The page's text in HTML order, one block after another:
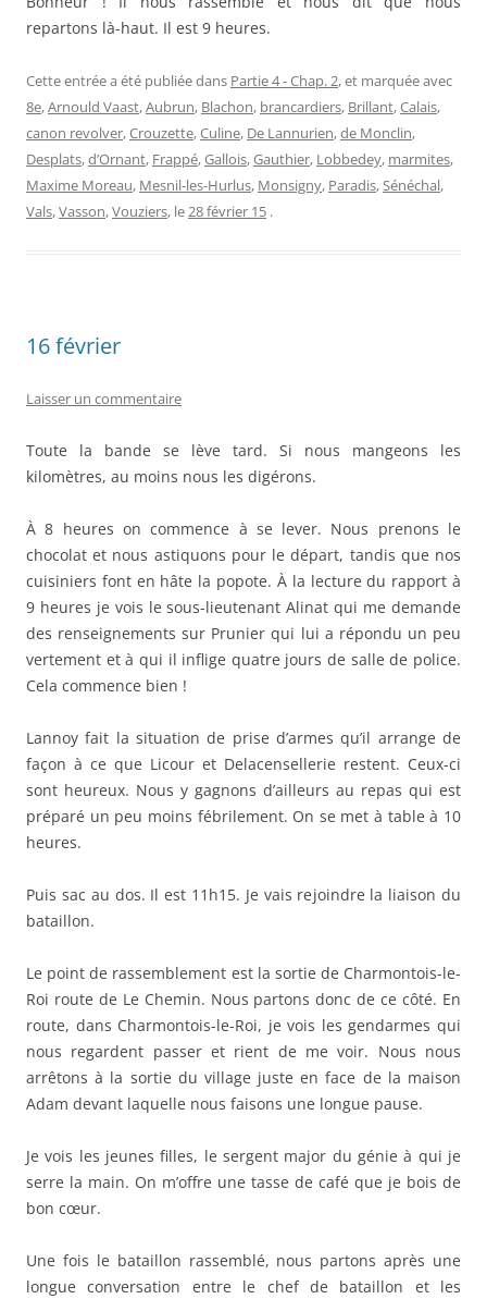
Laisser un commentaire
Toute la bande se lève tard. Si nous mangeons les
kilomètres, au moins nous les digérons.
des renseignements sur Prunier qui lui a répondu un peu
Cela commence bien !
Lannoy fait la situation de prise d’armes qu’il arrange de
façon à ce que Licour et Delacensellerie restent. Ceux-ci
préparé un peu moins fébrilement. On se met à table à 10
heures.
Puis sac au dos. Il est 11h15. Je vais rejoindre la liaison du
bataillon.
Le point de rassemblement est la sortie de Charmontois-le-
route, dans Charmontois-le-Roi, je vois les gendarmes qui
nous regardent passer et rient de me voir. Nous nous
arrêtons à la sortie du village juste en face de la maison
Adam devant laquelle nous faisons une longue pause.
serre la main. On m’offre une tasse de café que je bois de
bon cœur.
Une fois le bataillon rassemblé, nous partons après une
longue conversation entre le chef de bataillon et les
commandants de compagnie. Ceux-ci partent en tête.
Devant nous à 200 m je vois donc à cheval les capitaines
Aubrun et Crouzette et les sous-lieutenants de Monclin et
Vals commandant les 5e, 7e, 6eet 8ecompagnies. Le
caporaux ; le sous-lieutenant de Monclin commande donc
toujours la 6ecompagnie.
affecté à la 7
ecompagnie. Notre marche est agrémentée de
quelques singeries du lieutenant Vals qui s’amuse à sauter